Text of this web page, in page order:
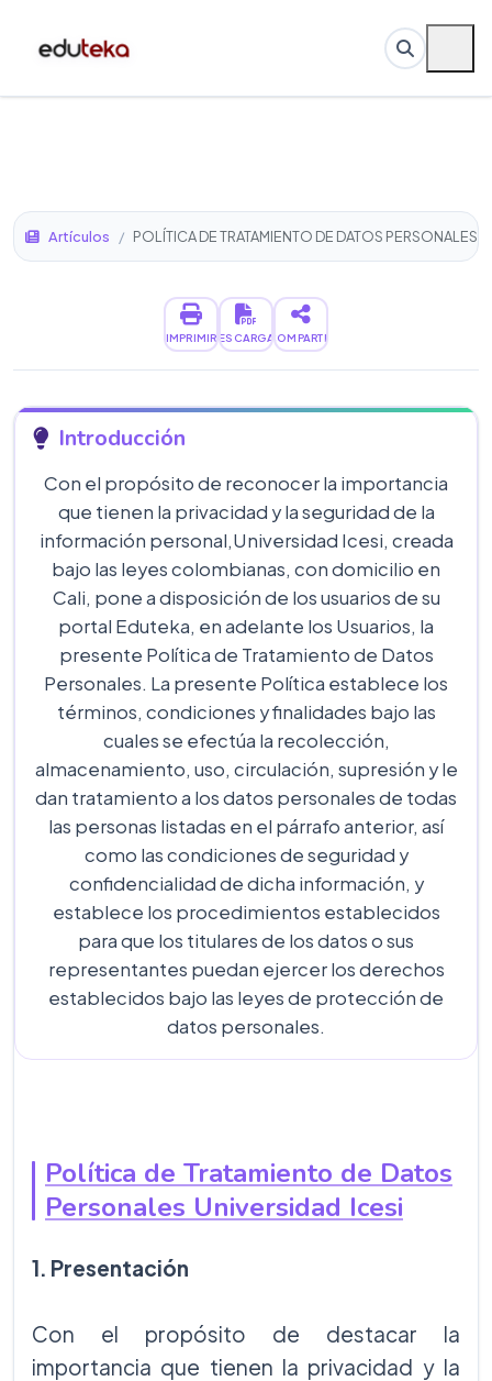
Artículos / POLÍTICA DE TRATAMIENTO DE DATOS PERSONALES
IMPRIMIRDESCARGARCOMPARTIR
Introducción
Con el propósito de reconocer la importancia
que tienen la privacidad y la seguridad de la
información personal,Universidad Icesi, creada
bajo las leyes colombianas, con domicilio en
Cali, pone a disposición de los usuarios de su
portal Eduteka, en adelante los Usuarios, la
presente Política de Tratamiento de Datos
Personales. La presente Política establece los
términos, condiciones y finalidades bajo las
cuales se efectúa la recolección,
almacenamiento, uso, circulación, supresión y le
dan tratamiento a los datos personales de todas
las personas listadas en el párrafo anterior, así
como las condiciones de seguridad y
confidencialidad de dicha información, y
establece los procedimientos establecidos
para que los titulares de los datos o sus
representantes puedan ejercer los derechos
establecidos bajo las leyes de protección de
datos personales.
Política de Tratamiento de Datos
Personales Universidad Icesi
1. Presentación
Con el propósito de destacar la
importancia que tienen la privacidad y la